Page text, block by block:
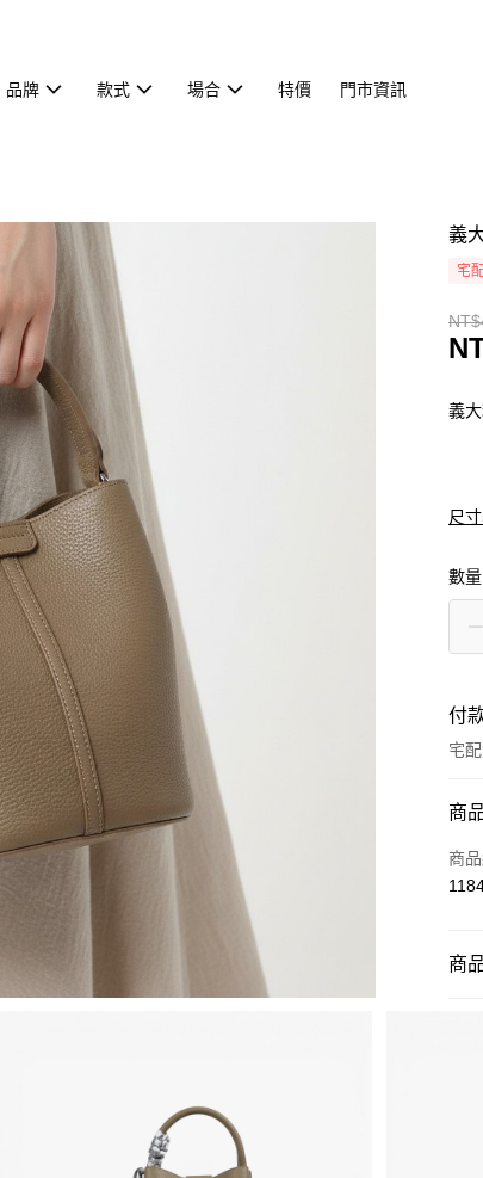
品牌 款式 場合 特價 門市資訊
義
宅
義
尺
數量
付
宅
付
信
商
商
商